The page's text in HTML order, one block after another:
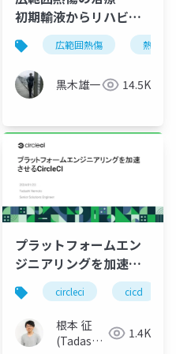
うつ病 気分障害
初期輸液からリハビリ
まで～ 広範囲熱傷 熱傷初
黒木雄一 14.5K
ontime hcl domino
プラットフォームエン
ジニアリングを加速さ
せるCircleCI
circleci cicd
根本 征
(Tadashi
1.4K